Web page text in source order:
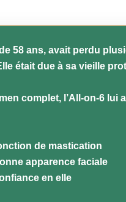
58 ans, avait perdu
était due à sa vieille
complet, l’All-on-6 lui
de mastication
apparence faciale
en elle